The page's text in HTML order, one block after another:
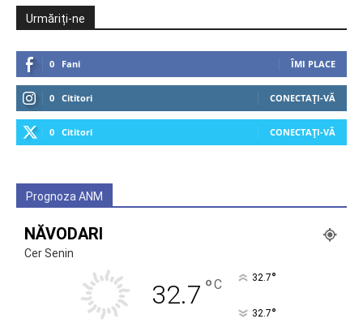
Urmăriți-ne
0 Fani ÎMI PLACE
0 Cititori CONECTAȚI-VĂ
0 Cititori CONECTAȚI-VĂ
Prognoza ANM
NĂVODARI
Cer Senin
32.7 °C 32.7°
32.7°